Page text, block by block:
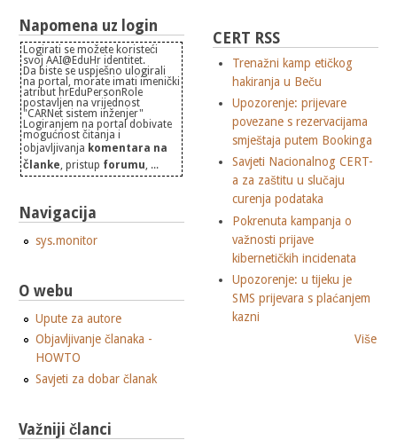
Napomena uz login
Logirati se možete koristeći
svoj AAI@EduHr identitet.
Da biste se uspješno ulogirali
na portal, morate imati imenički
atribut hrEduPersonRole
postavljen na vrijednost
"CARNet sistem inženjer"
Logiranjem na portal dobivate
mogućnost čitanja i
objavljivanja komentara na
članke, pristup forumu, ...
Navigacija
sys.monitor
O webu
Upute za autore
Objavljivanje članaka -
HOWTO
Savjeti za dobar članak
Važniji članci
CERT RSS
Trenažni kamp etičkog
hakiranja u Beču
Upozorenje: prijevare
povezane s rezervacijama
smještaja putem Bookinga
Savjeti Nacionalnog CERT-
a za zaštitu u slučaju
curenja podataka
Pokrenuta kampanja o
važnosti prijave
kibernetičkih incidenata
Upozorenje: u tijeku je
SMS prijevara s plaćanjem
kazni
Više